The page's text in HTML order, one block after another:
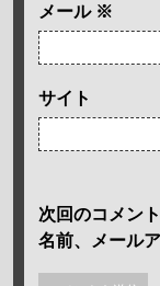
メール ※
サイト
次回のコメン
名前、メール